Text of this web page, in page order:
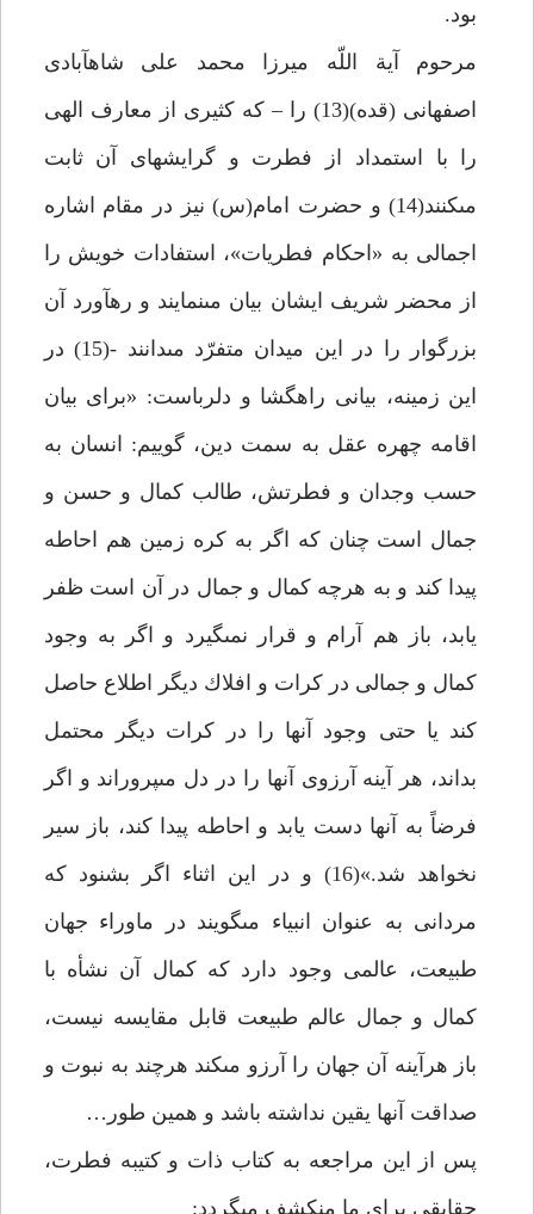
بود.
مرحوم آية اللّه ميرزا محمد على شاه‏آبادى
اصفهانى (قده)(13) را – كه كثيرى از معارف الهى
را با استمداد از فطرت و گرايش‏هاى آن ثابت
مى‏كنند(14) و حضرت امام(س) نيز در مقام اشاره
اجمالى به «احكام فطريات»، استفادات خويش را
از محضر شريف ايشان بيان مى‏نمايند و ره‏آورد آن
بزرگوار را در اين ميدان متفرّد مى‏دانند -(15) در
اين زمينه، بيانى راهگشا و دلرباست: «براى بيان
اقامه چهره عقل به سمت دين، گوييم: انسان به
حسب وجدان و فطرتش، طالب كمال و حسن و
جمال است چنان كه اگر به كره زمين هم احاطه
پيدا كند و به هرچه كمال و جمال در آن است ظفر
يابد، باز هم آرام و قرار نمى‏گيرد و اگر به وجود
كمال و جمالى در كرات و افلاك ديگر اطلاع حاصل
كند يا حتى وجود آنها را در كرات ديگر محتمل
بداند، هر آينه آرزوى آنها را در دل مى‏پروراند و اگر
فرضاً به آن‏ها دست يابد و احاطه پيدا كند، باز سير
نخواهد شد.»(16) و در اين اثناء اگر بشنود كه
مردانى به عنوان انبياء مى‏گويند در ماوراء جهان
طبيعت، عالمى وجود دارد كه كمال آن نشأه با
كمال و جمال عالم طبيعت قابل مقايسه نيست،
باز هرآينه آن جهان را آرزو مى‏كند هرچند به نبوت و
صداقت آنها يقين نداشته باشد و همين طور…
پس از اين مراجعه به كتاب ذات و كتيبه فطرت،
حقايقى براى ما منكشف مى‏گردد: